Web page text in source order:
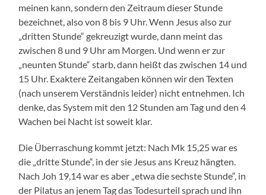
meinen kann, sondern den Zeitraum dieser Stunde
bezeichnet, also von 8 bis 9 Uhr. Wenn Jesus also zur
„dritten Stunde“ gekreuzigt wurde, dann meint das
zwischen 8 und 9 Uhr am Morgen. Und wenn er zur
„neunten Stunde“ starb, dann heißt das zwischen 14 und
15 Uhr. Exaktere Zeitangaben können wir den Texten
(nach unserem Verständnis leider) nicht entnehmen. Ich
denke, das System mit den 12 Stunden am Tag und den 4
Wachen bei Nacht ist soweit klar.
Die Überraschung kommt jetzt: Nach Mk 15,25 war es
die „dritte Stunde“, in der sie Jesus ans Kreuz hängten.
Nach Joh 19,14 war es aber „etwa die sechste Stunde“, in
der Pilatus an jenem Tag das Todesurteil sprach und ihn